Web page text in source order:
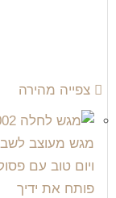
צפייה מהירה